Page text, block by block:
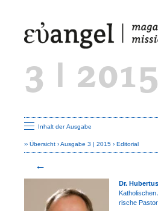
3 | 2015
Übersicht Ausgabe 3 | 2015 Editorial
Inhalt der Ausgabe
Dr.
rische